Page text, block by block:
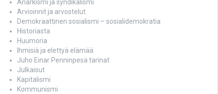
Anarkismi ja syndikalismi
Arvioinnit ja arvostelut
Demokraattinen sosialismi – sosialidemokratia
Historiasta
Huumoria
Ihmisiä ja elettyä elämää
Juho Einar Penninpesä tarinat
Julkaisut
Kapitalismi
Kommunismi